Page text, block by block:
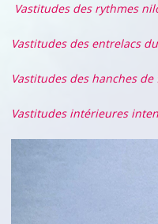
Vastitudes des rythmes
Vastitudes des entrelacs
Vastitudes des hanches
Vastitudes intérieures